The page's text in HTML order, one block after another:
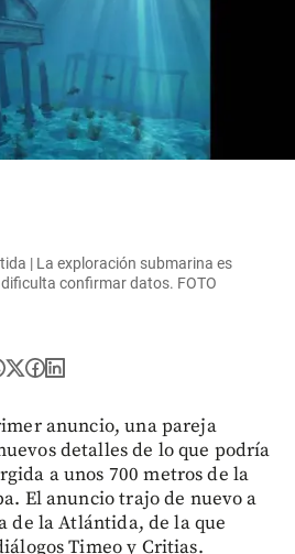
| La exploración submarina es
confirmar datos. FOTO
anuncio, una pareja
detalles de lo que podría
a unos 700 metros de la
El anuncio trajo de nuevo a
de la Atlántida, de la que
Timeo y Critias.